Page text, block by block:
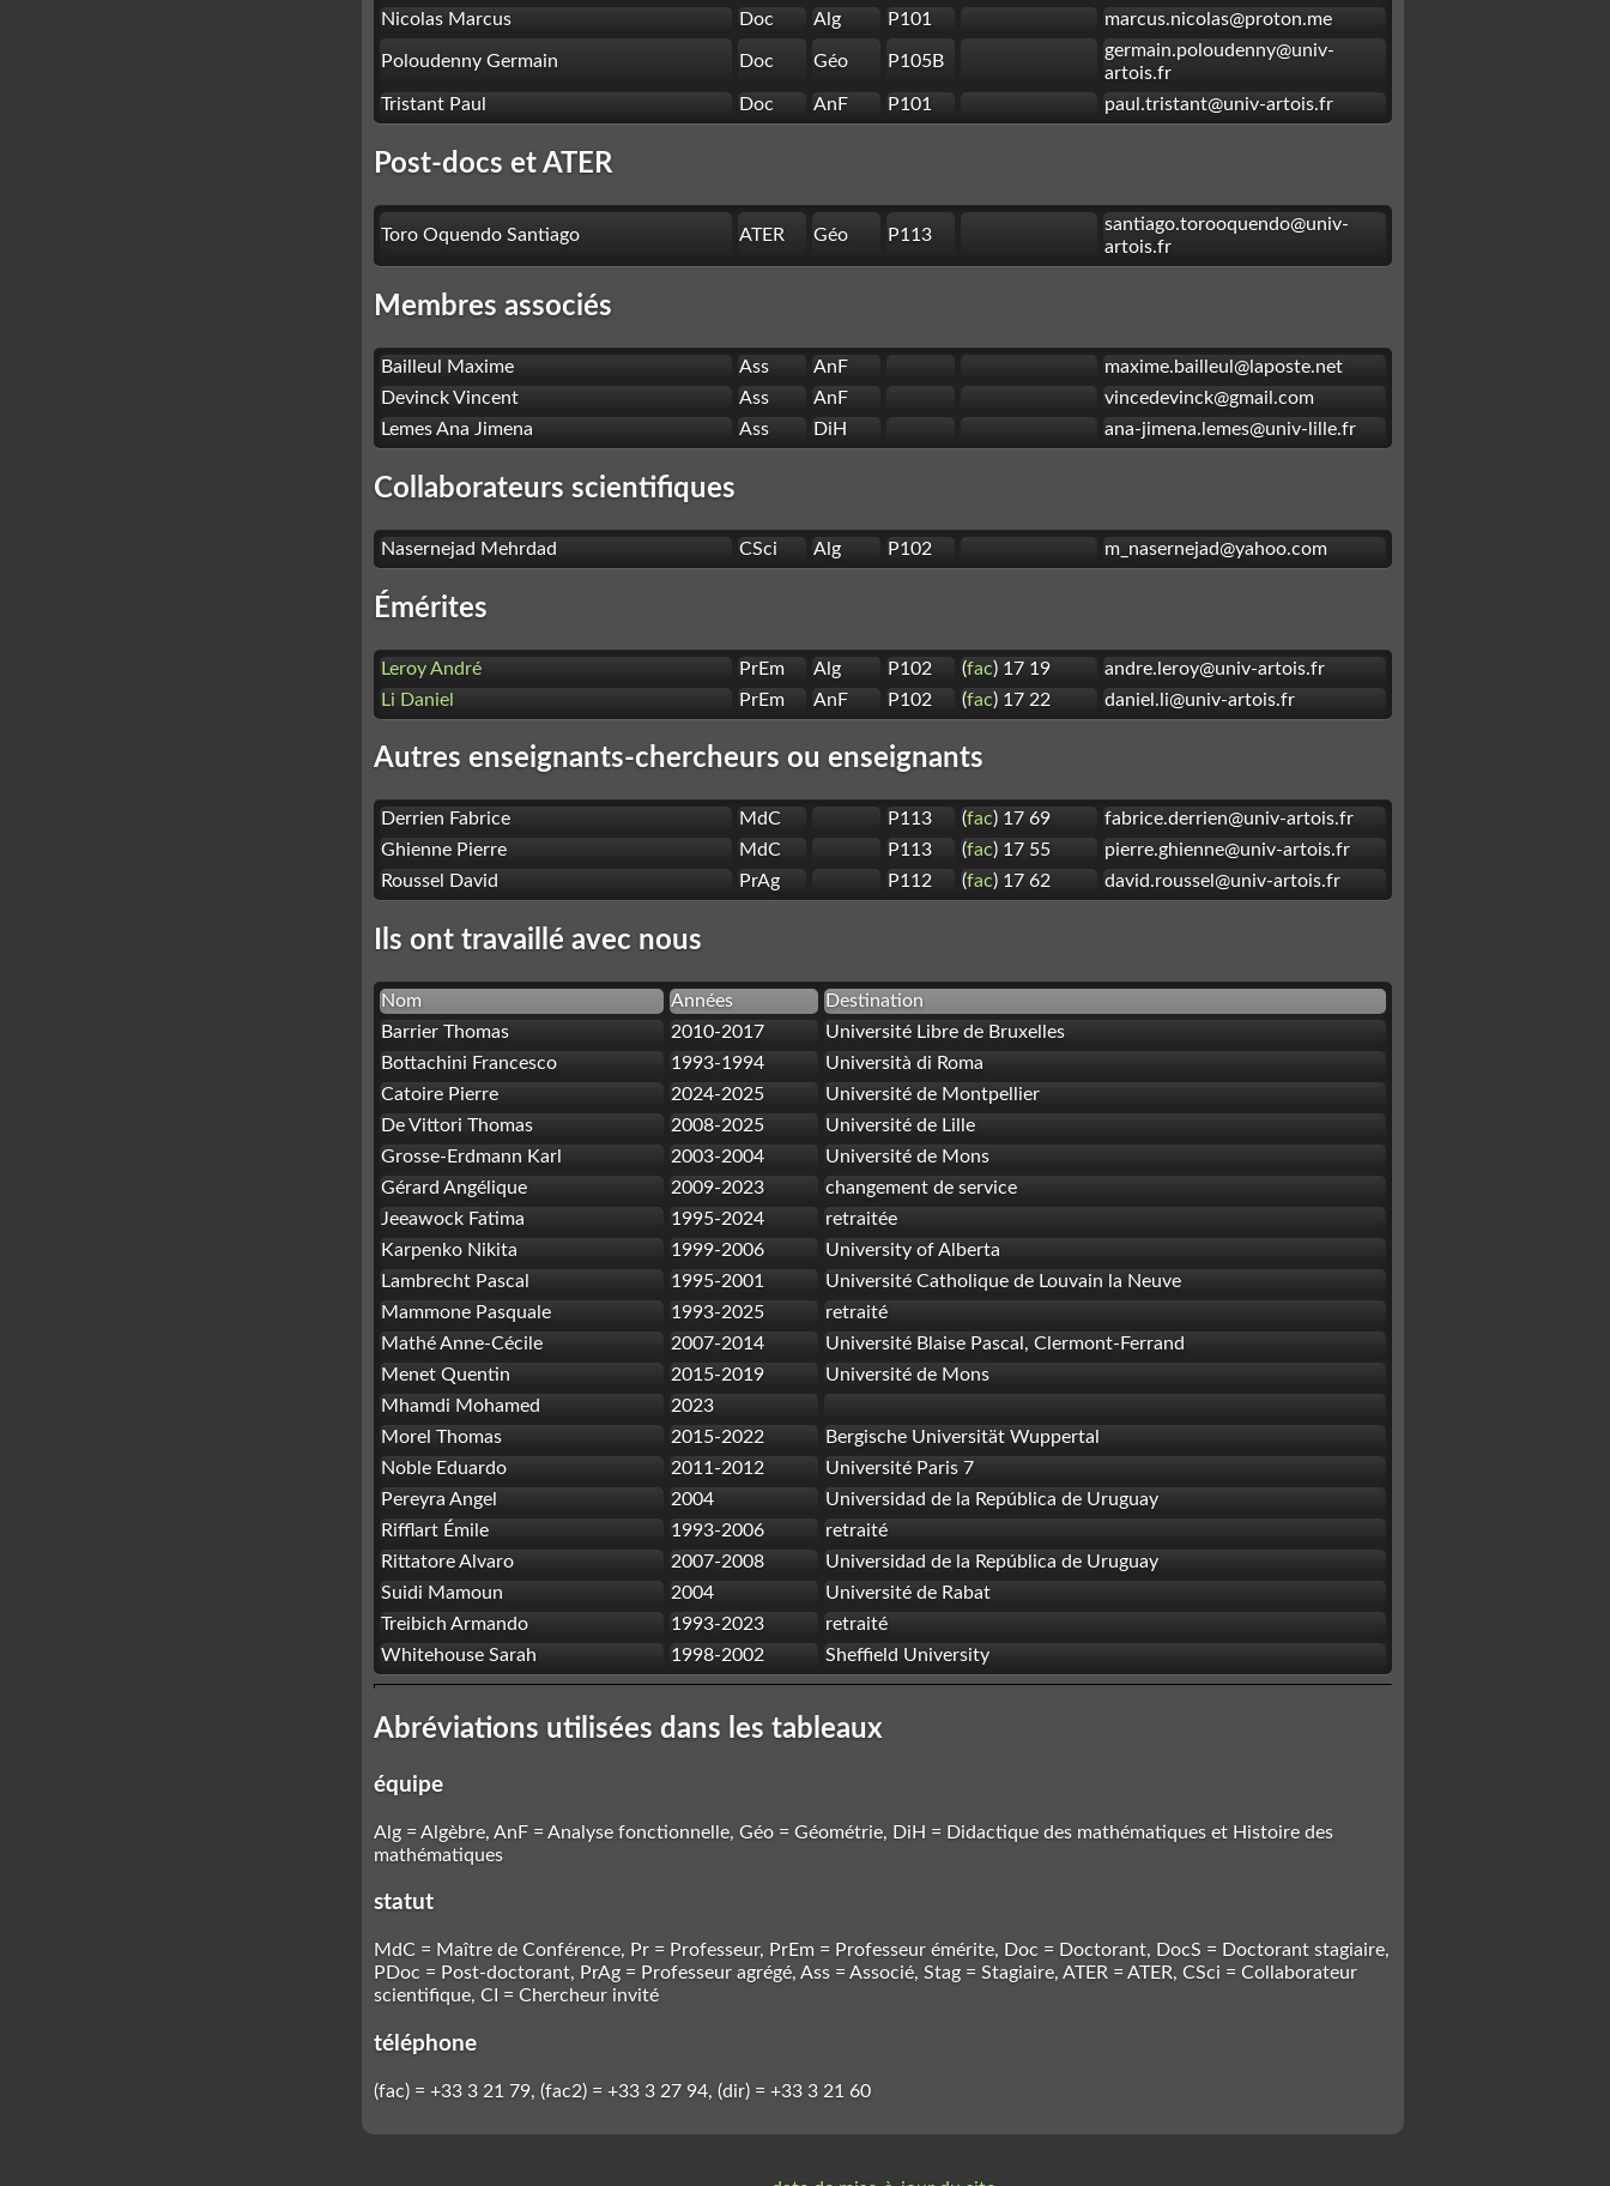
Nicolas Marcus
Doc Alg P101 marcus.nicolas@proton.me
Poloudenny Germain Doc Géo P105B
germain.poloudenny@univ-
artois.fr
Tristant Paul
Doc AnF P101 paul.tristant@univ-artois.fr
Post-docs et ATER
Toro Oquendo Santiago ATER Géo P113
santiago.torooquendo@univ-
artois.fr
Membres associés
Bailleul Maxime Ass AnF
maxime.bailleul@laposte.net
Devinck Vincent
Ass AnF
vincedevinck@gmail.com
Lemes Ana Jimena
Ass DiH ana-jimena.lemes@univ-lille.fr
Collaborateurs scientifiques
Nasernejad Mehrdad CSci Alg P102 m_nasernejad@yahoo.com
Émérites
Leroy André PrEm Alg P102 (fac) 17 19
andre.leroy@univ-artois.fr
Li Daniel
PrEm AnF P102 (fac) 17 22 daniel.li@univ-artois.fr
Autres enseignants-chercheurs ou enseignants
Derrien Fabrice MdC P113 (fac) 17 69
fabrice.derrien@univ-artois.fr
Ghienne Pierre
MdC P113 (fac) 17 55
pierre.ghienne@univ-artois.fr
Roussel David
PrAg P112 (fac) 17 62 david.roussel@univ-artois.fr
Ils ont travaillé avec nous
Nom Années
Destination
Barrier Thomas
2010-2017
Université Libre de Bruxelles
Bottachini Francesco
1993-1994
Università di Roma
Catoire Pierre
2024-2025
Université de Montpellier
De Vittori Thomas
2008-2025
Université de Lille
Grosse-Erdmann Karl
2003-2004
Université de Mons
Gérard Angélique
2009-2023
changement de service
Jeeawock Fatima
1995-2024
retraitée
Karpenko Nikita
1999-2006
University of Alberta
Lambrecht Pascal
1995-2001
Université Catholique de Louvain la Neuve
Mammone Pasquale
1993-2025
retraité
Mathé Anne-Cécile
2007-2014
Université Blaise Pascal, Clermont-Ferrand
Menet Quentin
2015-2019
Université de Mons
Mhamdi Mohamed
2023
Morel Thomas
2015-2022
Bergische Universität Wuppertal
Noble Eduardo
2011-2012
Université Paris 7
Pereyra Angel
2004
Universidad de la República de Uruguay
Rifflart Émile
1993-2006
retraité
Rittatore Alvaro
2007-2008
Universidad de la República de Uruguay
Suidi Mamoun
2004
Université de Rabat
Treibich Armando
1993-2023
retraité
Whitehouse Sarah
1998-2002 Sheffield University
Abréviations utilisées dans les tableaux
équipe
Alg = Algèbre, AnF = Analyse fonctionnelle, Géo = Géométrie, DiH = Didactique des mathématiques et Histoire des
mathématiques
statut
MdC = Maître de Conférence, Pr = Professeur, PrEm = Professeur émérite, Doc = Doctorant, DocS = Doctorant stagiaire,
PDoc = Post-doctorant, PrAg = Professeur agrégé, Ass = Associé, Stag = Stagiaire, ATER = ATER, CSci = Collaborateur
scientifique, CI = Chercheur invité
téléphone
(fac) = +33 3 21 79, (fac2) = +33 3 27 94, (dir) = +33 3 21 60